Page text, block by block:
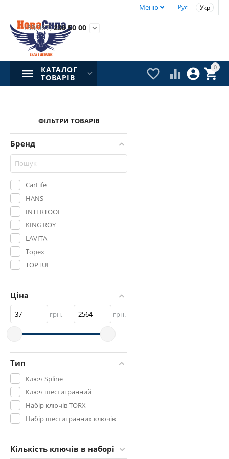
Рус Укр
Меню
+38(067)230 50 00 
0


 
КАТАЛОГ
ТОВАРІВ
ФІЛЬТРИ ТОВАРІВ
Бренд
CarLife
HANS
INTERTOOL
KING ROY
LAVITA
Topex
TOPTUL
СИБРТЕХ
Ціна
грн. – грн.
Тип
Ключ Spline
Ключ шестигранний
Набір ключів TORX
Набір шестигранних ключів
Кількість ключів в наборі